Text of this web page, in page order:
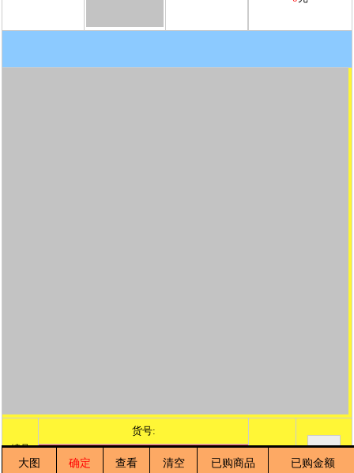
编号
64
货号:
单价
大图 确定 查看 清空 已购商品 已购金额